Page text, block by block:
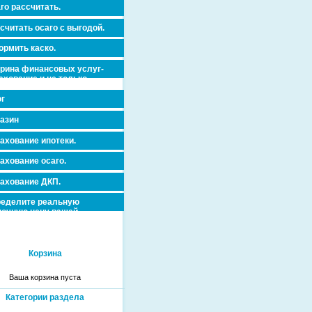
рассчитать.
осаго с выгодой.
каско.
финансовых услуг-
и не только.
ипотеки.
осаго.
ДКП.
реальную
цену вашей
Корзина
Ваша корзина пуста
Категории раздела